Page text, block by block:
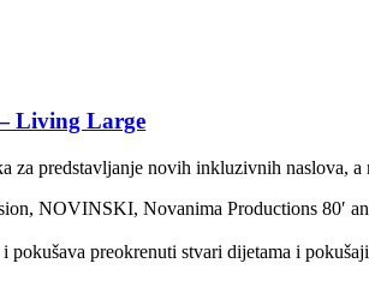
Living Large
za predstavljanje novih inkluzivnih
NOVINSKI, Novanima Productions 80′
preokrenuti stvari dijetama i